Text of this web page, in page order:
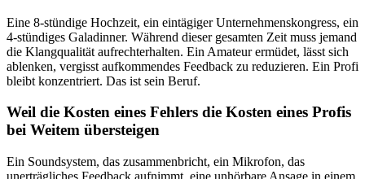
Eine 8-stündige Hochzeit, ein eintägiger Unternehmenskongress, ein
4-stündiges Galadinner. Während dieser gesamten Zeit muss jemand
die Klangqualität aufrechterhalten. Ein Amateur ermüdet, lässt sich
ablenken, vergisst aufkommendes Feedback zu reduzieren. Ein Profi
bleibt konzentriert. Das ist sein Beruf.
Weil die Kosten eines Fehlers die Kosten eines Profis
bei Weitem übersteigen
Ein Soundsystem, das zusammenbricht, ein Mikrofon, das